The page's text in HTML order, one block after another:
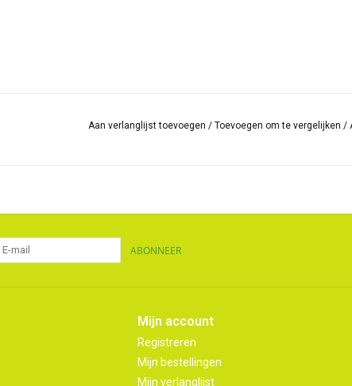
Aan verlanglijst toevoegen /Toevoegen om te vergelijken /
ABONNEER
Mijn account
Registreren
Mijn bestellingen
Mijn verlanglijst